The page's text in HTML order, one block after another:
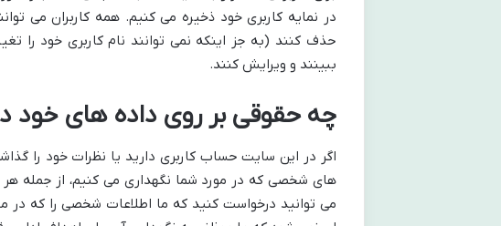
در نمایه کاربری خود ذخیره می کنیم. همه کاربران می
حذف کنند (به جز اینکه نمی توانند نام کاربری خود را
ببینند و ویرایش کنند.
چه حقوقی بر روی داده های خود
اگر در این سایت حساب کاربری دارید یا نظرات خود را
های شخصی که در مورد شما نگهداری می کنیم، از جمله هر
می توانید درخواست کنید که ما اطلاعات شخصی را که در